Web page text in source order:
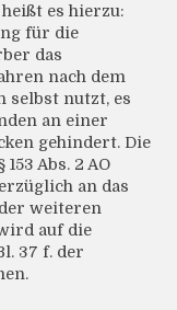
es hierzu:
für die
das
nach dem
selbst nutzt, es
an einer
gehindert. Die
Abs. 2 AO
an das
weiteren
auf die
37 f. der